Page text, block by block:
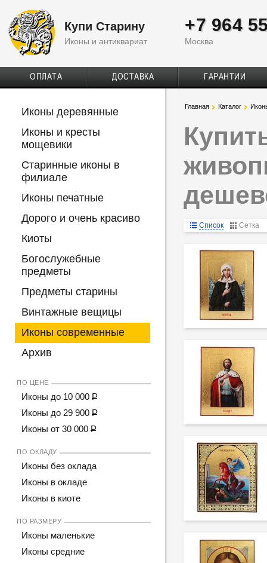
Купи Старину
Иконы и антиквариат
+7 964
Москва
ОПЛАТА ДОСТАВКА ГАРАНТИИ
Иконы деревянные
Иконы и кресты
мощевики
Старинные иконы в
филиале
Иконы печатные
Дорого и очень красиво
Киоты
Богослужебные
предметы
Предметы старины
Винтажные вещицы
Иконы современные
Архив
ПО ЦЕНЕ
Иконы до 10 000 Р
Иконы до 29 900 Р
Иконы от 30 000 Р
ПО ОКЛАДУ
Иконы без оклада
Иконы в окладе
Иконы в киоте
ПО РАЗМЕРУ
Иконы маленькие
Иконы средние
Главная Каталог
Список Сетка